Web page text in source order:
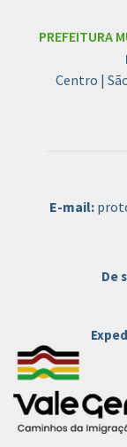
PREFEITURA
Centro |
E-mail:
De